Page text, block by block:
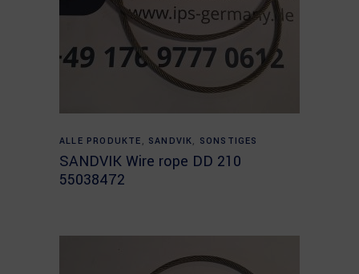
Read more
ALLE PRODUKTE , SANDVIK, SONSTIGES
SANDVIK Wire rope DD 210
55038472